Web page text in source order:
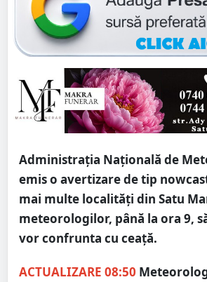
Administrația Națională de
emis o avertizare de tip
mai multe localități din Satu
meteorologilor, până la ora 9,
vor confrunta cu ceață.
ACTUALIZARE 08:50